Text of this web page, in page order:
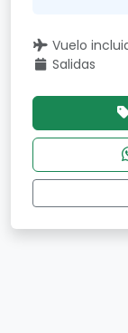
Vuelo
Salidas